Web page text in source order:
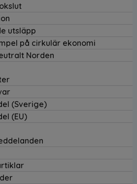
utsläpp
på cirkulär ekonomi
Norden
(Sverige)
(EU)